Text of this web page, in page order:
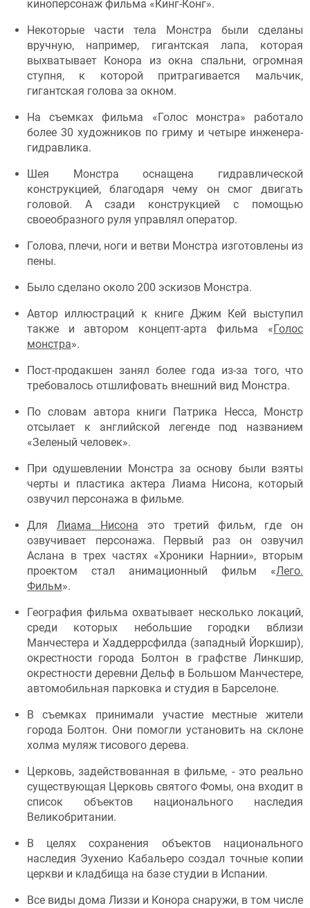
киноперсонаж фильма «Кинг-Конг».
Некоторые части тела Монстра были сделаны
вручную, например, гигантская лапа, которая
выхватывает Конора из окна спальни, огромная
ступня, к которой притрагивается мальчик,
гигантская голова за окном.
На съемках фильма «Голос монстра» работало
более 30 художников по гриму и четыре инженера-
гидравлика.
Шея Монстра оснащена гидравлической
конструкцией, благодаря чему он смог двигать
головой. А сзади конструкцией с помощью
своеобразного руля управлял оператор.
Голова, плечи, ноги и ветви Монстра изготовлены из
пены.
Было сделано около 200 эскизов Монстра.
Автор иллюстраций к книге Джим Кей выступил
также и автором концепт-арта фильма «Голос
монстра».
Пост-продакшен занял более года из-за того, что
требовалось отшлифовать внешний вид Монстра.
По словам автора книги Патрика Несса, Монстр
отсылает к английской легенде под названием
«Зеленый человек».
При одушевлении Монстра за основу были взяты
черты и пластика актера Лиама Нисона, который
озвучил персонажа в фильме.
Для Лиама Нисона это третий фильм, где он
озвучивает персонажа. Первый раз он озвучил
Аслана в трех частях «Хроники Нарнии», вторым
проектом стал анимационный фильм «Лего.
Фильм».
География фильма охватывает несколько локаций,
среди которых небольшие городки вблизи
Манчестера и Хаддеррсфилда (западный Йоркшир),
окрестности города Болтон в графстве Линкшир,
окрестности деревни Дельф в Большом Манчестере,
автомобильная парковка и студия в Барселоне.
В съемках принимали участие местные жители
города Болтон. Они помогли установить на склоне
холма муляж тисового дерева.
Церковь, задействованная в фильме, - это реально
существующая Церковь святого Фомы, она входит в
список объектов национального наследия
Великобритании.
В целях сохранения объектов национального
наследия Эухенио Кабальеро создал точные копии
церкви и кладбища на базе студии в Испании.
Все виды дома Лиззи и Конора снаружи, в том числе